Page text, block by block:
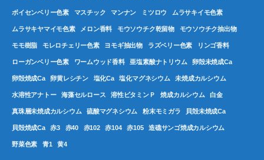
ボイセンベリー色素 マスチック マンナン ミツロウ ムラサキイモ色素
ムラサキヤマイモ色素 メロン香料 モウソウチク乾留物 モウソウチク抽出物
モモ樹脂 モレロチェリー色素 ヨモギ抽出物 ラズベリー色素 リンゴ香料
ローガンベリー色素 ワームウッド香料 亜塩素酸ナトリウム 卵殻未焼成Ca
卵殻焼成Ca 卵黄レシチン 塩化Ca 塩化マグネシウム 未焼成カルシウム
水溶性アナトー 海藻セルロース 溶性ビタミンＰ 焼成カルシウム 白金
真珠層未焼成カルシウム 硫酸マグネシウム 粉末モミガラ 貝殻未焼成Ca
貝殻焼成Ca 赤3 赤40 赤102 赤104 赤105 造礁サンゴ焼成カルシウム
野菜色素 青1 黄4